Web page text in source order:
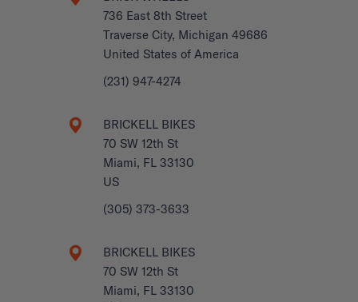
736 East 8th Street
Traverse City, Michigan 49686
United States of America
(231) 947-4274
BRICKELL BIKES
70 SW 12th St
Miami, FL 33130
US
(305) 373-3633
BRICKELL BIKES
70 SW 12th St
Miami, FL 33130